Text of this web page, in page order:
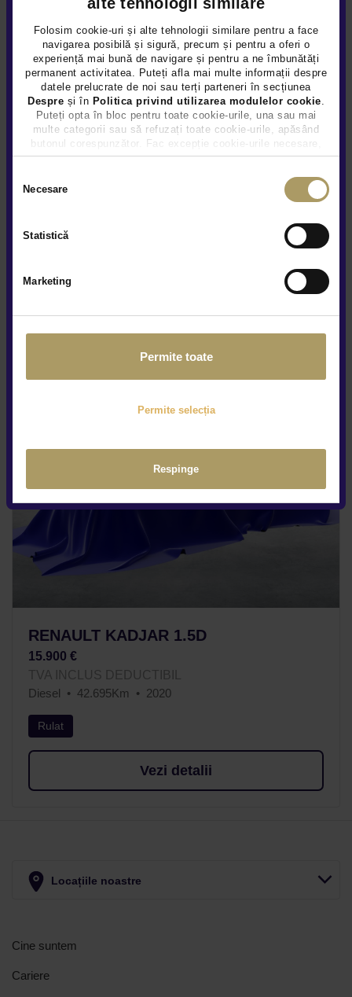
Folosim cookie-uri și alte tehnologii similare pentru a face
navigarea posibilă și sigură, precum și pentru a oferi o
experiență mai bună de navigare și pentru a ne îmbunătăți
permanent activitatea. Puteți afla mai multe informații despre
datele prelucrate de noi sau terți parteneri în secțiunea
Despre și în Politica privind utilizarea modulelor cookie
Puteți opta în bloc pentru toate cookie-urile, una sau mai
multe categorii sau să refuzați toate cookie-urile, apăsând
butonul corespunzător. Fac excepție cookie-urile necesare,
care sunt activate automat, conform legislației în vigoare.
Necesare
Statistică
Marketing
Permite toate
Permite selecția
Respinge
RENAULT KADJAR 1.5D
TVA INCLUS NEDEDUCTIBIL
Rulat
RENAULT KADJAR 1.5D
15.900 €
TVA INCLUS DEDUCTIBIL
Diesel
42.695Km 2020
Rulat
Vezi detalii
Locațiile noastre
Cine suntem
Cariere